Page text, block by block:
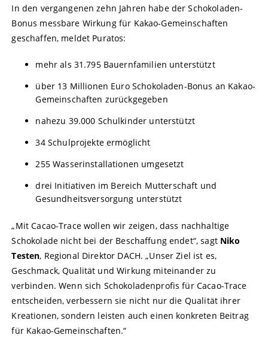
In den vergangenen zehn Jahren habe der Schokoladen-
Bonus messbare Wirkung für Kakao-Gemeinschaften
geschaffen, meldet Puratos:
mehr als 31.795 Bauernfamilien unterstützt
über 13 Millionen Euro Schokoladen-Bonus an Kakao-
Gemeinschaften zurückgegeben
nahezu 39.000 Schulkinder unterstützt
34 Schulprojekte ermöglicht
255 Wasserinstallationen umgesetzt
drei Initiativen im Bereich Mutterschaft und
Gesundheitsversorgung unterstützt
„Mit Cacao-Trace wollen wir zeigen, dass nachhaltige
Schokolade nicht bei der Beschaffung endet“, sagt Niko
Testen, Regional Direktor DACH. „Unser Ziel ist es,
Geschmack, Qualität und Wirkung miteinander zu
verbinden. Wenn sich Schokoladenprofis für Cacao-Trace
entscheiden, verbessern sie nicht nur die Qualität ihrer
Kreationen, sondern leisten auch einen konkreten Beitrag
für Kakao-Gemeinschaften.“